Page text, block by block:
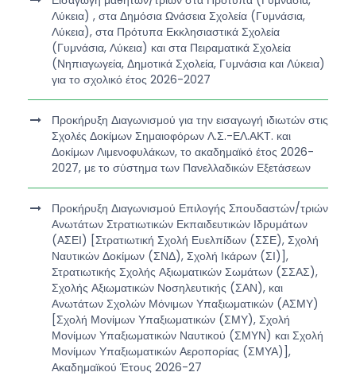
Λύκεια) , στα Δημόσια Ωνάσεια Σχολεία (Γυμνάσια,
Λύκεια), στα Πρότυπα Εκκλησιαστικά Σχολεία
(Γυμνάσια, Λύκεια) και στα Πειραματικά Σχολεία
(Νηπιαγωγεία, Δημοτικά Σχολεία, Γυμνάσια και Λύκεια)
για το σχολικό έτος 2026-2027
Προκήρυξη Διαγωνισμού για την εισαγωγή ιδιωτών στις
Σχολές Δοκίμων Σημαιοφόρων Λ.Σ.-ΕΛ.ΑΚΤ. και
Δοκίμων Λιμενοφυλάκων, το ακαδημαϊκό έτος 2026-
2027, με το σύστημα των Πανελλαδικών Εξετάσεων
Προκήρυξη Διαγωνισμού Επιλογής Σπουδαστών/τριών
Ανωτάτων Στρατιωτικών Εκπαιδευτικών Ιδρυμάτων
(ΑΣΕΙ) [Στρατιωτική Σχολή Ευελπίδων (ΣΣΕ), Σχολή
Ναυτικών Δοκίμων (ΣΝΔ), Σχολή Ικάρων (ΣΙ)],
Στρατιωτικής Σχολής Αξιωματικών Σωμάτων (ΣΣΑΣ),
Σχολής Αξιωματικών Νοσηλευτικής (ΣΑΝ), και
Ανωτάτων Σχολών Μόνιμων Υπαξιωματικών (ΑΣΜΥ)
[Σχολή Μονίμων Υπαξιωματικών (ΣΜΥ), Σχολή
Μονίμων Υπαξιωματικών Ναυτικού (ΣΜΥΝ) και Σχολή
Μονίμων Υπαξιωματικών Αεροπορίας (ΣΜΥΑ)],
Ακαδημαϊκού Έτους 2026-27